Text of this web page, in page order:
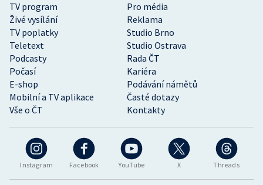
Instagram Facebook YouTube X Threads
TV program
Pro média
Živé vysílání
Reklama
TV poplatky
Studio Brno
Teletext
Studio Ostrava
Podcasty
Rada ČT
Počasí
Kariéra
E-shop
Podávání námětů
Mobilní a TV aplikace
Časté dotazy
Vše o ČT
Kontakty